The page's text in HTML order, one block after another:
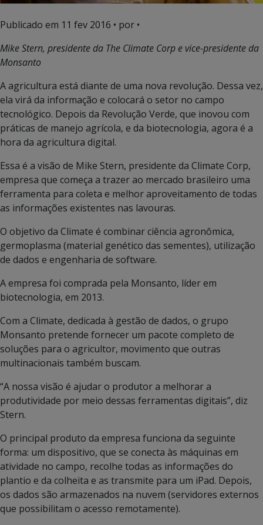
Publicado em 11 fev 2016 • por •
Mike Stern, presidente da The Climate Corp e vice-presidente da
Monsanto
A agricultura está diante de uma nova revolução. Dessa vez,
ela virá da informação e colocará o setor no campo
tecnológico. Depois da Revolução Verde, que inovou com
práticas de manejo agrícola, e da biotecnologia, agora é a
hora da agricultura digital.
Essa é a visão de Mike Stern, presidente da Climate Corp,
empresa que começa a trazer ao mercado brasileiro uma
ferramenta para coleta e melhor aproveitamento de todas
as informações existentes nas lavouras.
O objetivo da Climate é combinar ciência agronômica,
germoplasma (material genético das sementes), utilização
de dados e engenharia de software.
A empresa foi comprada pela Monsanto, líder em
biotecnologia, em 2013.
Com a Climate, dedicada à gestão de dados, o grupo
Monsanto pretende fornecer um pacote completo de
soluções para o agricultor, movimento que outras
multinacionais também buscam.
“A nossa visão é ajudar o produtor a melhorar a
produtividade por meio dessas ferramentas digitais”, diz
Stern.
O principal produto da empresa funciona da seguinte
forma: um dispositivo, que se conecta às máquinas em
atividade no campo, recolhe todas as informações do
plantio e da colheita e as transmite para um iPad. Depois,
os dados são armazenados na nuvem (servidores externos
que possibilitam o acesso remotamente).